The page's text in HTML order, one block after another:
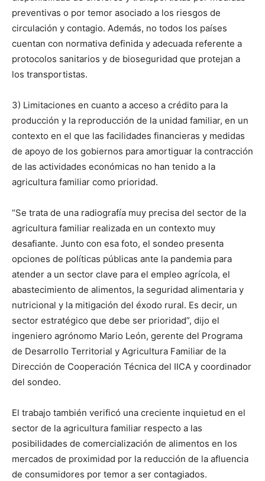
preventivas o por temor asociado a los riesgos de
circulación y contagio. Además, no todos los países
cuentan con normativa definida y adecuada referente a
protocolos sanitarios y de bioseguridad que protejan a
los transportistas.
3) Limitaciones en cuanto a acceso a crédito para la
producción y la reproducción de la unidad familiar, en un
contexto en el que las facilidades financieras y medidas
de apoyo de los gobiernos para amortiguar la contracción
de las actividades económicas no han tenido a la
agricultura familiar como prioridad.
“Se trata de una radiografía muy precisa del sector de la
agricultura familiar realizada en un contexto muy
desafiante. Junto con esa foto, el sondeo presenta
opciones de políticas públicas ante la pandemia para
atender a un sector clave para el empleo agrícola, el
abastecimiento de alimentos, la seguridad alimentaria y
nutricional y la mitigación del éxodo rural. Es decir, un
sector estratégico que debe ser prioridad”, dijo el
ingeniero agrónomo Mario León, gerente del Programa
de Desarrollo Territorial y Agricultura Familiar de la
Dirección de Cooperación Técnica del IICA y coordinador
del sondeo.
El trabajo también verificó una creciente inquietud en el
sector de la agricultura familiar respecto a las
posibilidades de comercialización de alimentos en los
mercados de proximidad por la reducción de la afluencia
de consumidores por temor a ser contagiados.